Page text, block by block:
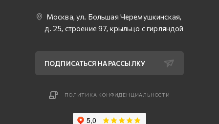
Москва, ул. Большая Черемушкинская,
д. 25, строение 97, крыльцо с гирляндой
ПОДПИСАТЬСЯ НА РАССЫЛКУ
ПОЛИТИКА КОНФИДЕНЦИАЛЬНОСТИ